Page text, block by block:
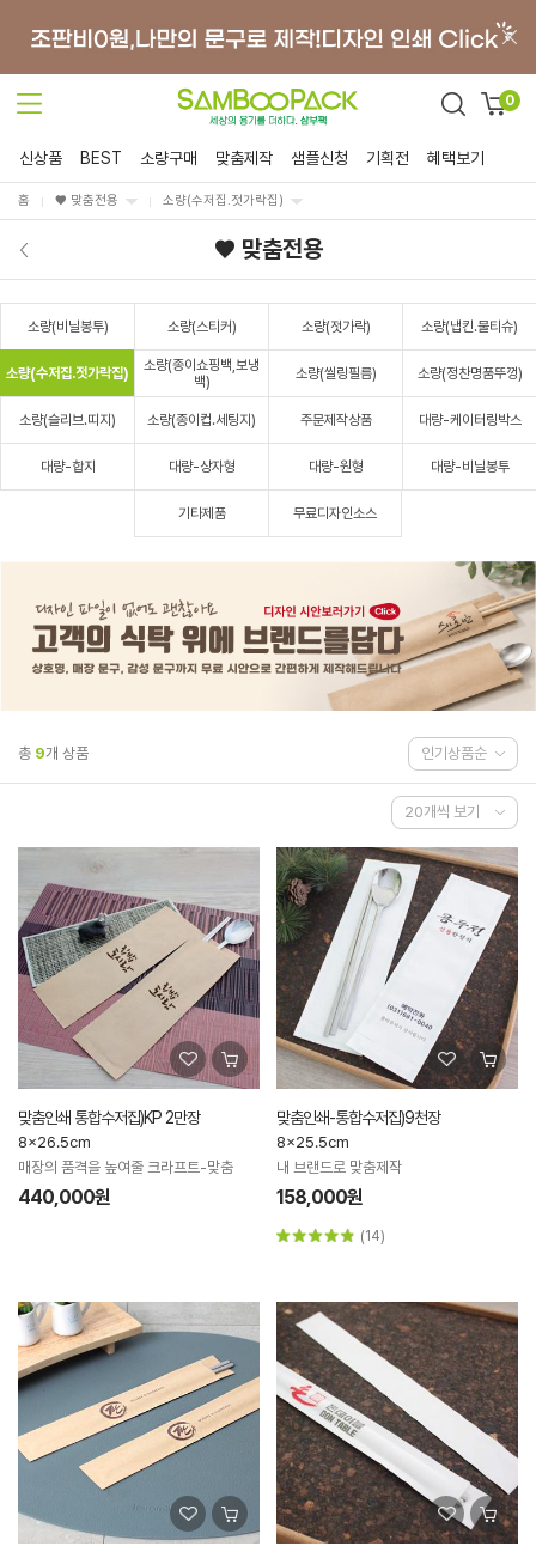
0
신상품 BEST 소량구매 맞춤제작 샘플신청 기획전 혜택보기
홈 ♥ 맞춤전용 소량(수저집.젓가락집)
♥ 맞춤전용
소량(비닐봉투) 소량(스티커) 소량(젓가락) 소량(냅킨.물티슈)
소량(수저집.젓가락집)
소량(종이쇼핑백,보냉
백)
소량(씰링필름) 소량(정찬명품뚜껑)
소량(슬리브.띠지) 소량(종이컵.세팅지) 주문제작상품 대량-케이터링박스
대량-합지 대량-상자형 대량-원형 대량-비닐봉투
기타제품 무료디자인소스
총 9개 상품
맞춤인쇄 통합수저집)KP 2만장
8x26.5cm
매장의 품격을 높여줄 크라프트-맞춤
440,000원
맞춤인쇄-통합수저집)9천장
8x25.5cm
내 브랜드로 맞춤제작
158,000원
(14)